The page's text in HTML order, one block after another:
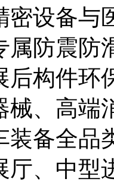
密设备与
属防震防
后构件环
械、高端
装备全品
厅、中型